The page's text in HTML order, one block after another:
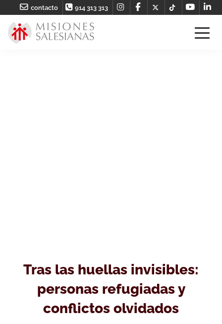
contacto 914 313 313
Tras las huellas invisibles:
personas refugiadas y
conflictos olvidados